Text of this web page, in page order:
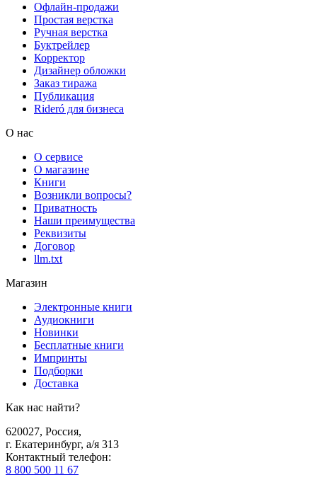
Офлайн-продажи
Простая верстка
Ручная верстка
Буктрейлер
Корректор
Дизайнер обложки
Заказ тиража
Публикация
Rideró для бизнеса
О нас
О сервисе
О магазине
Книги
Возникли вопросы?
Приватность
Наши преимущества
Реквизиты
Договор
llm.txt
Магазин
Электронные книги
Аудиокниги
Новинки
Бесплатные книги
Импринты
Подборки
Доставка
Как нас найти?
620027, Россия,
г. Екатеринбург, а/я 313
Контактный телефон:
8 800 500 11 67